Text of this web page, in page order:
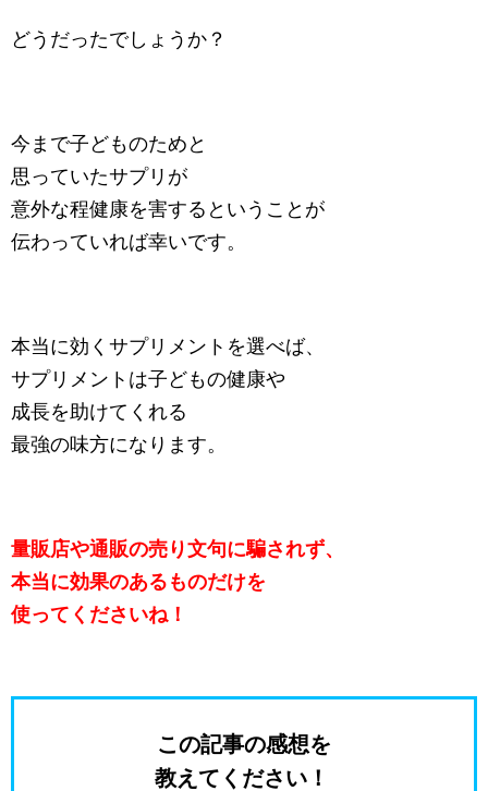
どうだったでしょうか？
今まで子どものためと
思っていたサプリが
意外な程健康を害するということが
伝わっていれば幸いです。
本当に効くサプリメントを選べば、
サプリメントは子どもの健康や
成長を助けてくれる
最強の味方になります。
量販店や通販の売り文句に騙されず、
本当に効果のあるものだけを
使ってくださいね！
この記事の感想を
教えてください！